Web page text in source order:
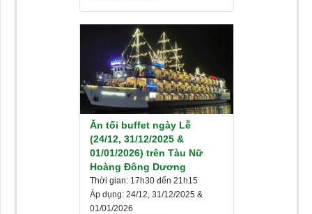
Ăn tối buffet ngày Lễ
(24/12, 31/12/2025 &
01/01/2026) trên Tàu Nữ
Hoàng Đông Dương
Thời gian: 17h30 đến 21h15
Áp dụng: 24/12, 31/12/2025 &
01/01/2026